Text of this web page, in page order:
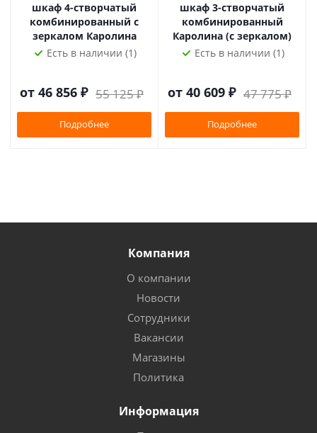
шкаф 4-створчатый
комбинированный с
зеркалом Каролина
Есть в наличии (1)
от 46 856 ₽ 55 125 ₽
Подробнее
шкаф 3-створчатый
комбинированный
Каролина (с зеркалом)
Есть в наличии (1)
от 40 609 ₽ 47 775 ₽
Подробнее
Компания
О компании
Новости
Сотрудники
Вакансии
Магазины
Политика
Информация